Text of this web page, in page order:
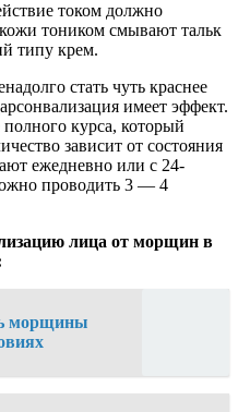
током должно
тоником смывают тальк
типу крем.
стать чуть краснее
имеет эффект.
курса, который
зависит от состояния
ежедневно или с 24-
проводить 3 — 4
лица от морщин в
морщины